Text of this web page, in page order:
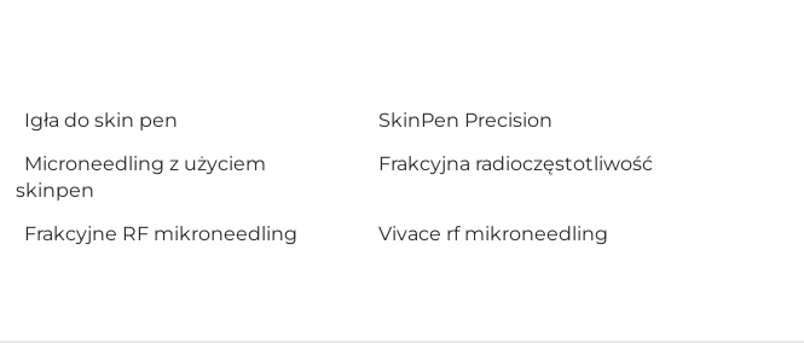
Igła do skin pen
SkinPen Precision
Microneedling z użyciem
skinpen
Frakcyjna radioczęstotliwość
Frakcyjne RF mikroneedling Vivace rf mikroneedling